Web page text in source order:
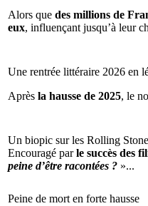
Alors que des millions de
eux, influençant jusqu’à leur
Une rentrée littéraire 2026 en
Après la hausse de 2025, le
Un biopic sur les Rolling
Encouragé parle succès des
peine d’être racontées ? »...
Peine de mort en forte hausse